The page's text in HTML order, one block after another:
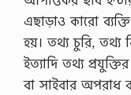
এছাড়াও কারো
হয়। তথ্য চুরি, তথ্য
ইত্যাদি তথ্য
বা সাইবার অপরাধ